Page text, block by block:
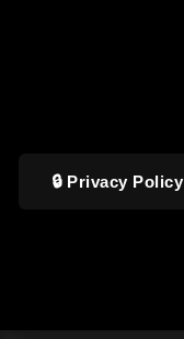
🔒 Privacy Policy